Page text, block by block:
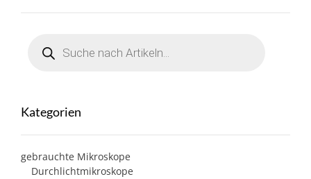
search
Kategorien
gebrauchte Mikroskope
Durchlichtmikroskope